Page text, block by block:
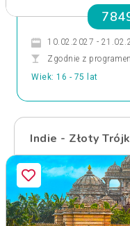
10.02.2027 -
Zgodnie z
Wiek: 16 - 75 lat
Indie - Złoty